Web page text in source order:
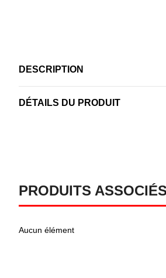
DESCRIPTION
DÉTAILS DU PRODUIT
PRODUITS
Aucun élément